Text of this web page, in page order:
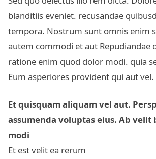
blanditiis eveniet. recusandae
tempora. Nostrum sunt omnis enim
autem commodi et aut Repudiandae
ratione enim quod dolor modi. quia
Eum asperiores provident qui aut vel.
Et quisquam aliquam vel aut.
assumenda voluptas eius. Ab velit
modi
Et est velit ea rerum